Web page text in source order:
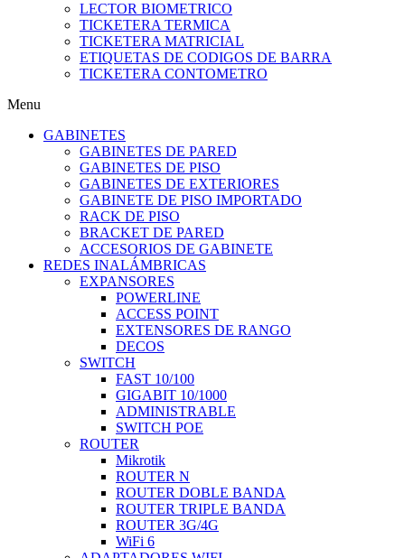
LECTOR BIOMETRICO
TICKETERA TERMICA
TICKETERA MATRICIAL
ETIQUETAS DE CODIGOS DE BARRA
TICKETERA CONTOMETRO
Menu
GABINETES
GABINETES DE PARED
GABINETES DE PISO
GABINETES DE EXTERIORES
GABINETE DE PISO IMPORTADO
RACK DE PISO
BRACKET DE PARED
ACCESORIOS DE GABINETE
REDES INALÁMBRICAS
EXPANSORES
POWERLINE
ACCESS POINT
EXTENSORES DE RANGO
DECOS
SWITCH
FAST 10/100
GIGABIT 10/1000
ADMINISTRABLE
SWITCH POE
ROUTER
Mikrotik
ROUTER N
ROUTER DOBLE BANDA
ROUTER TRIPLE BANDA
ROUTER 3G/4G
WiFi 6